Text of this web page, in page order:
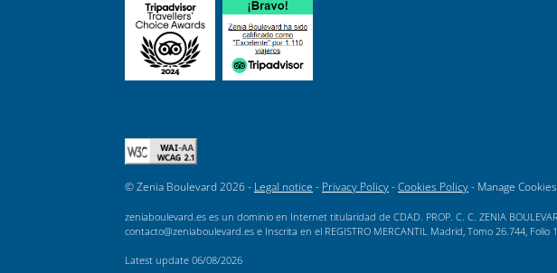
© Zenia Boulevard 2026 - Legal notice - Privacy Policy-Cookies Policy- Manage
zeniaboulevard.es es un dominio en Internet titularidad de CDAD. PROP. C. C. ZENIA
contacto@zeniaboulevard.es e Inscrita en el REGISTRO MERCANTIL Madrid, Tomo 26.744,
Latest update 06/08/2026